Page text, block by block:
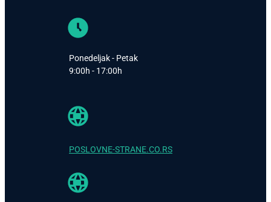
Ponedeljak - Petak
9:00h - 17:00h
POSLOVNE-STRANE.CO.RS